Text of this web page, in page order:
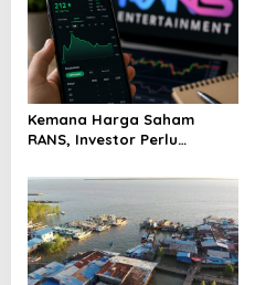
Kemana Harga Saham
RANS, Investor Perlu
Menghindari Spekulasi
Berlebihan